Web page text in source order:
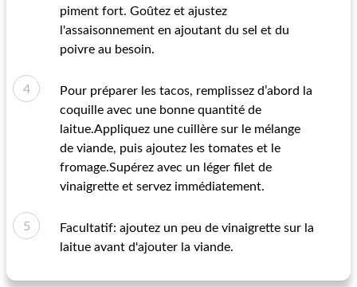
piment fort. Goûtez et ajustez
l'assaisonnement en ajoutant du sel et du
poivre au besoin.
Pour préparer les tacos, remplissez d’abord la
coquille avec une bonne quantité de
laitue.Appliquez une cuillère sur le mélange
de viande, puis ajoutez les tomates et le
fromage.Supérez avec un léger filet de
vinaigrette et servez immédiatement.
Facultatif: ajoutez un peu de vinaigrette sur la
laitue avant d'ajouter la viande.